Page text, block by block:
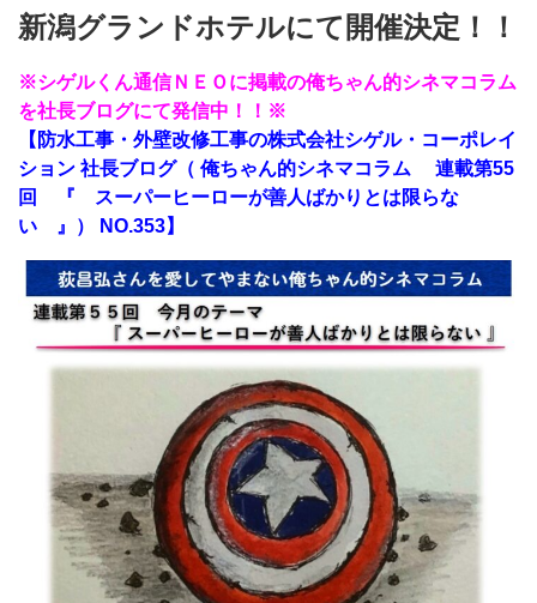
新潟グランドホテルにて開催決定！！
※シゲルくん通信ＮＥＯに掲載の俺ちゃん的シネマコラム
を社長ブログにて発信中！！※
【防水工事・外壁改修工事の株式会社シゲル・コーポレイ
ション 社長ブログ（ 俺ちゃん的シネマコラム 連載第55
回 『 スーパーヒーローが善人ばかりとは限らな
い 』） NO.353】